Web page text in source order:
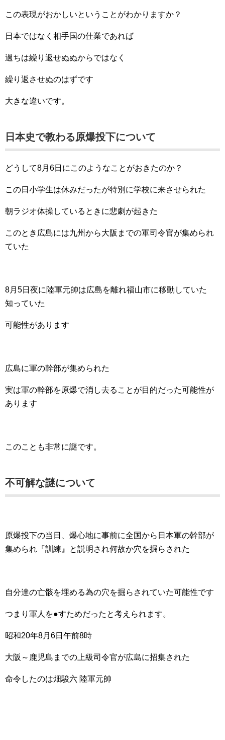
この表現がおかしいということがわかりますか？
日本ではなく相手国の仕業であれば
過ちは繰り返せぬぬからではなく
繰り返させぬのはずです
大きな違いです。
日本史で教わる原爆投下について
どうして8月6日にこのようなことがおきたのか？
この日小学生は休みだったが特別に学校に来させられた
朝ラジオ体操しているときに悲劇が起きた
このとき広島には九州から大阪までの軍司令官が集められ
ていた
8月5日夜に陸軍元帥は広島を離れ福山市に移動していた
知っていた
可能性があります
広島に軍の幹部が集められた
実は軍の幹部を原爆で消し去ることが目的だった可能性が
あります
このことも非常に謎です。
不可解な謎について
原爆投下の当日、爆心地に事前に全国から日本軍の幹部が
集められ『訓練』と説明され何故か穴を掘らされた
自分達の亡骸を埋める為の穴を掘らされていた可能性です
つまり軍人を●すためだったと考えられます。
昭和20年8月6日午前8時
大阪～鹿児島までの上級司令官が広島に招集された
命令したのは畑駿六 陸軍元帥